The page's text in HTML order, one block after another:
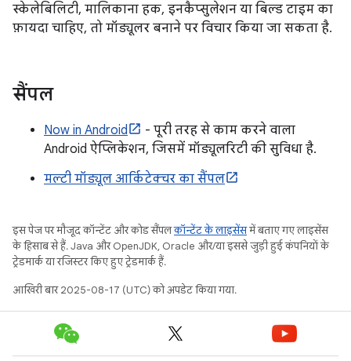
स्केलेबिलिटी, मालिकाना हक, इनकैप्सुलेशन या बिल्ड टाइम का
फ़ायदा चाहिए, तो मॉड्यूलर बनाने पर विचार किया जा सकता है.
सैंपल
Now in Android
- पूरी तरह से काम करने वाला
Android ऐप्लिकेशन, जिसमें मॉड्यूलरिटी की सुविधा है.
मल्टी मॉड्यूल आर्किटेक्चर का सैंपल
इस पेज पर मौजूद कॉन्टेंट और कोड सैंपलकॉन्टेंट के लाइसेंसमें बताए गए लाइसेंस
के हिसाब से हैं. Java और OpenJDK, Oracle और/या इससे जुड़ी हुई कंपनियों के
ट्रेडमार्क या रजिस्टर किए हुए ट्रेडमार्क हैं.
आखिरी बार 2025-08-17 (UTC) को अपडेट किया गया.